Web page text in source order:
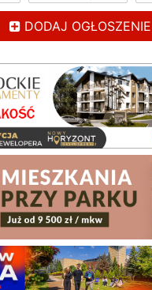
DODAJ OGŁOSZENIE